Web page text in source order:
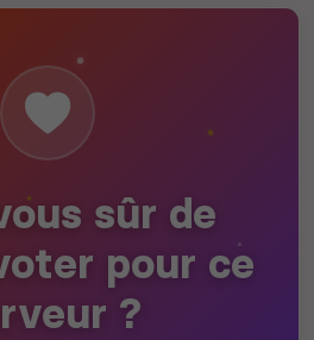
sûr de
pour ce
?